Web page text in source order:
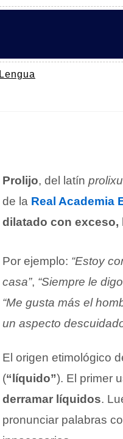
Lengua
Prolijo, del latín
de la Real Academia
dilatado con exceso,
Por ejemplo: “Estoy
casa”, “Siempre le
“Me gusta más el
un aspecto
El origen etimológico
(“líquido”). El primer
derramar líquidos.
pronunciar palabras